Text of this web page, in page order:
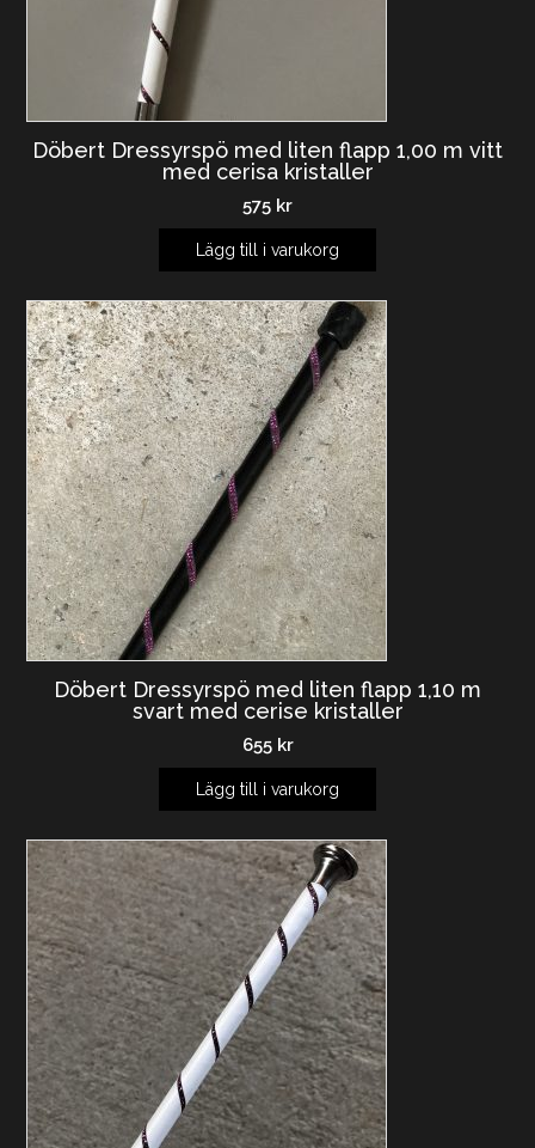
Döbert Dressyrspö med liten flapp 1,00 m vitt
med cerisa kristaller
575 kr
Lägg till i varukorg
Döbert Dressyrspö med liten flapp 1,10 m
svart med cerise kristaller
655 kr
Lägg till i varukorg